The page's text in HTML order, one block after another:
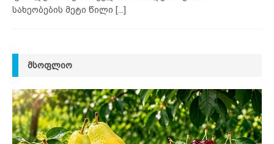
სახეობების მეტი წილი [...]
ᲛᲡᲝᲤᲚᲘᲝ